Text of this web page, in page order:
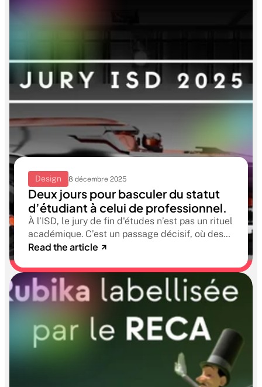
arrêtée là.
Design 8 décembre 2025
Deux jours pour basculer du statut
d’étudiant à celui de professionnel.
À l’ISD, le jury de fin d'études n’est pas un rituel
académique. C’est un passage décisif, où des
professionnels du design viennent évaluer le
valider un diplôme. Mais pour reconnaître la
légitimité d’un futur designer.
Read the article